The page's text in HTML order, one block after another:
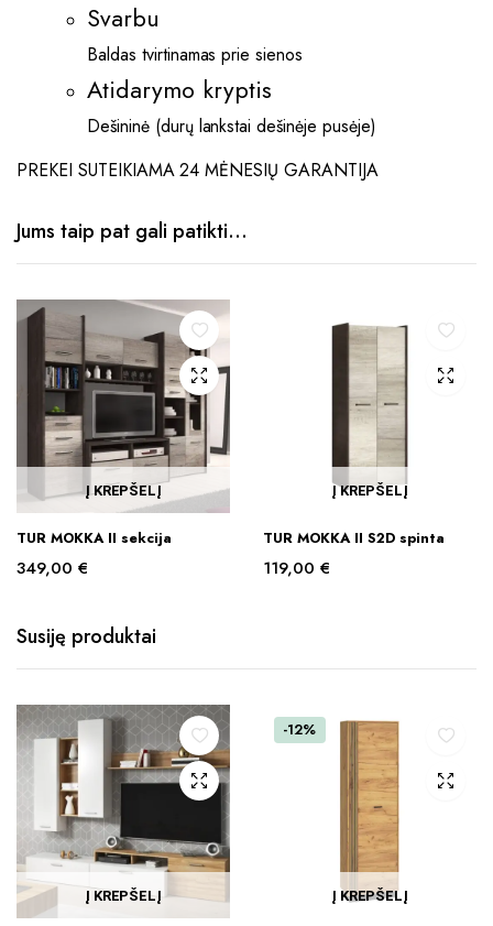
Svarbu
Baldas tvirtinamas prie sienos
Atidarymo kryptis
Dešininė (durų lankstai dešinėje pusėje)
PREKEI SUTEIKIAMA 24 MĖNESIŲ GARANTIJA
Jums taip pat gali patikti…
Į KREPŠELĮ
TUR MOKKA II sekcija
349,00 €
Į KREPŠELĮ
TUR MOKKA II S2D spinta
119,00 €
Susiję produktai
Į KREPŠELĮ
-12%
Į KREPŠELĮ